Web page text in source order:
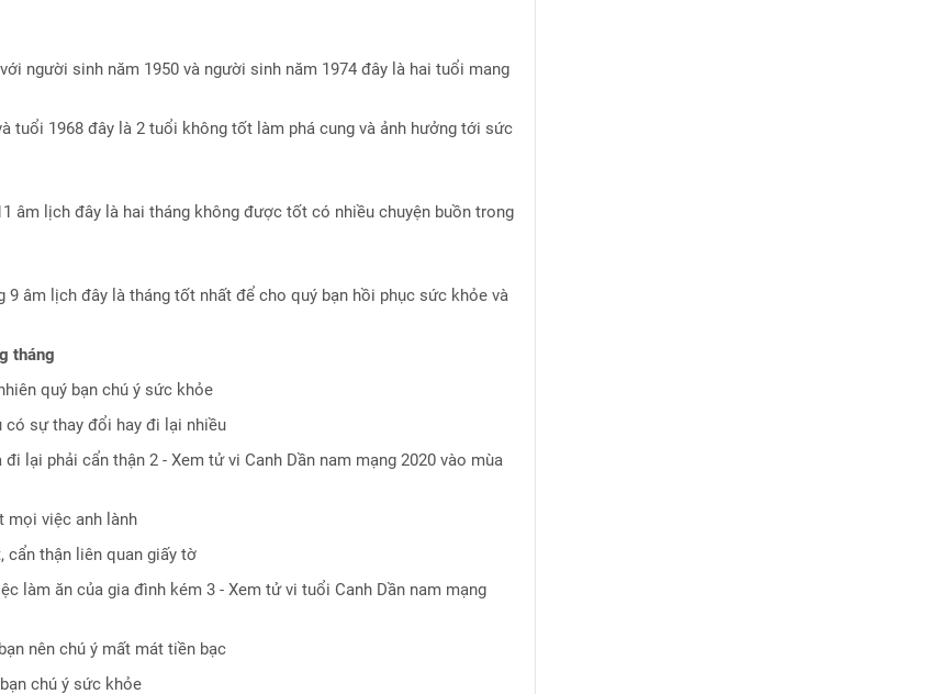
người sinh năm 1950 và người sinh năm 1974 đây là hai tuổi mang
tuổi 1968 đây là 2 tuổi không tốt làm phá cung và ảnh hưởng tới sức
âm lịch đây là hai tháng không được tốt có nhiều chuyện buồn trong
9 âm lịch đây là tháng tốt nhất để cho quý bạn hồi phục sức khỏe và
tháng
quý bạn chú ý sức khỏe
có sự thay đổi hay đi lại nhiều
lại phải cẩn thận 2 - Xem tử vi Canh Dần nam mạng 2020 vào mùa
mọi việc anh lành
cẩn thận liên quan giấy tờ
làm ăn của gia đình kém 3 - Xem tử vi tuổi Canh Dần nam mạng
nên chú ý mất mát tiền bạc
chú ý sức khỏe